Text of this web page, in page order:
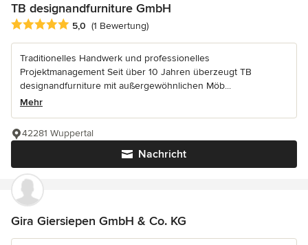
TB designandfurniture GmbH
Durchschnittliche Bewertung: 5 von 5 Sternen
5,0 (1 Bewertung)
Traditionelles Handwerk und professionelles
Projektmanagement Seit über 10 Jahren überzeugt TB
designandfurniture mit außergewöhnlichen Möb...
Mehr
Nachricht
42281 Wuppertal
Gira Giersiepen GmbH & Co. KG